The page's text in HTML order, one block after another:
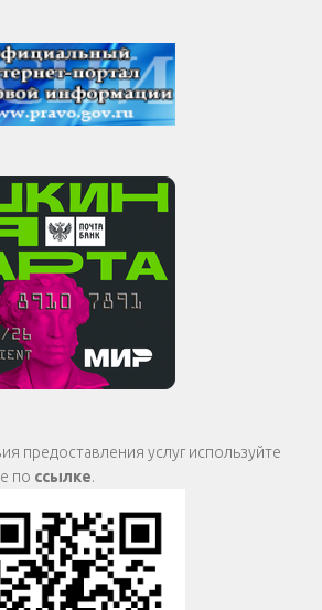
предоставления услуг используйте
по ссылке.